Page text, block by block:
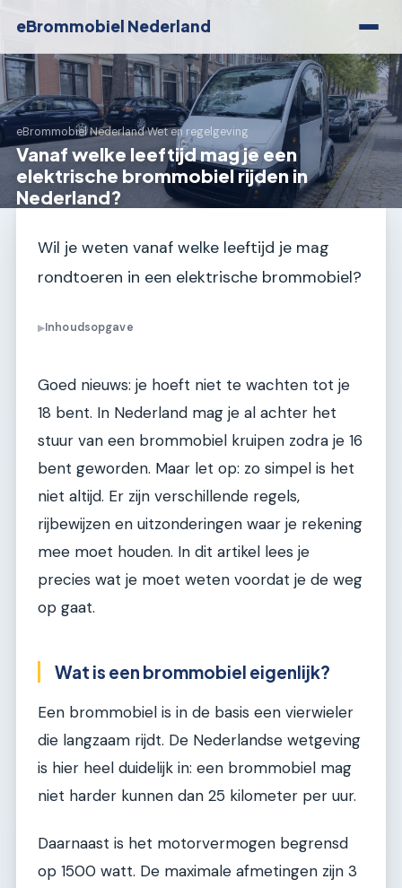
eBrommobiel Nederland
eBrommobiel Nederland›Wet en regelgeving
Vanaf welke leeftijd mag je een
elektrische brommobiel rijden in
Nederland?
Wil je weten vanaf welke leeftijd je mag
rondtoeren in een elektrische brommobiel?
▶Inhoudsopgave
Goed nieuws: je hoeft niet te wachten tot je
18 bent. In Nederland mag je al achter het
stuur van een brommobiel kruipen zodra je 16
bent geworden. Maar let op: zo simpel is het
niet altijd. Er zijn verschillende regels,
rijbewijzen en uitzonderingen waar je rekening
mee moet houden. In dit artikel lees je
precies wat je moet weten voordat je de weg
op gaat.
Wat is een brommobiel eigenlijk?
Een brommobiel is in de basis een vierwieler
die langzaam rijdt. De Nederlandse wetgeving
is hier heel duidelijk in: een brommobiel mag
niet harder kunnen dan 25 kilometer per uur.
Daarnaast is het motorvermogen begrensd
op 1500 watt. De maximale afmetingen zijn 3